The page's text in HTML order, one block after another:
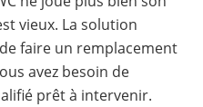
vieux. La solution
faire un remplacement
avez besoin de
prêt à intervenir.